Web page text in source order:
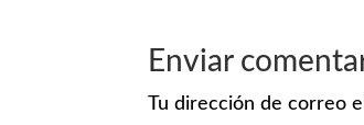
Enviar
Tu dirección de correo